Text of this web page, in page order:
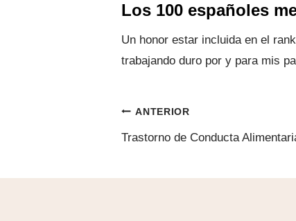
Los 100 españoles
Un honor estar incluida en el
trabajando duro por y para mis
Navegación
de
entradas
ANTERIOR
Trastorno de Conducta